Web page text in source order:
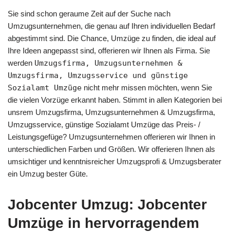
Sie sind schon geraume Zeit auf der Suche nach
Umzugsunternehmen, die genau auf Ihren individuellen Bedarf
abgestimmt sind. Die Chance, Umzüge zu finden, die ideal auf
Ihre Ideen angepasst sind, offerieren wir Ihnen als Firma. Sie
werden Umzugsfirma, Umzugsunternehmen &
Umzugsfirma, Umzugsservice und günstige
Sozialamt Umzüge nicht mehr missen möchten, wenn Sie
die vielen Vorzüge erkannt haben. Stimmt in allen Kategorien bei
unsrem Umzugsfirma, Umzugsunternehmen & Umzugsfirma,
Umzugsservice, günstige Sozialamt Umzüge das Preis- /
Leistungsgefüge? Umzugsunternehmen offerieren wir Ihnen in
unterschiedlichen Farben und Größen. Wir offerieren Ihnen als
umsichtiger und kenntnisreicher Umzugsprofi & Umzugsberater
ein Umzug bester Güte.
Jobcenter Umzug: Jobcenter
Umzüge in hervorragendem